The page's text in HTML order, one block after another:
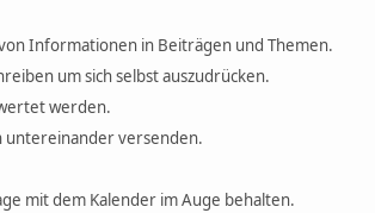
Informationen in Beiträgen und Themen.
um sich selbst auszudrücken.
werden.
untereinander versenden.
mit dem Kalender im Auge behalten.